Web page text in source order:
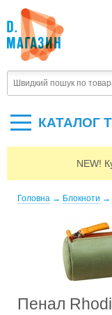
КАТАЛОГ
NEW!
Головна → Блокноти →
Пенал